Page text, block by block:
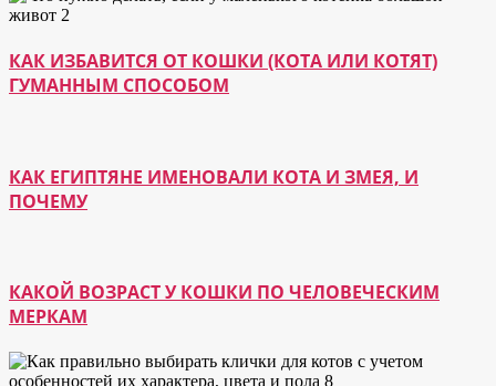
КАК ИЗБАВИТСЯ ОТ КОШКИ (КОТА ИЛИ КОТЯТ)
ГУМАННЫМ СПОСОБОМ
КАК ЕГИПТЯНЕ ИМЕНОВАЛИ КОТА И ЗМЕЯ, И
ПОЧЕМУ
КАКОЙ ВОЗРАСТ У КОШКИ ПО ЧЕЛОВЕЧЕСКИМ
МЕРКАМ